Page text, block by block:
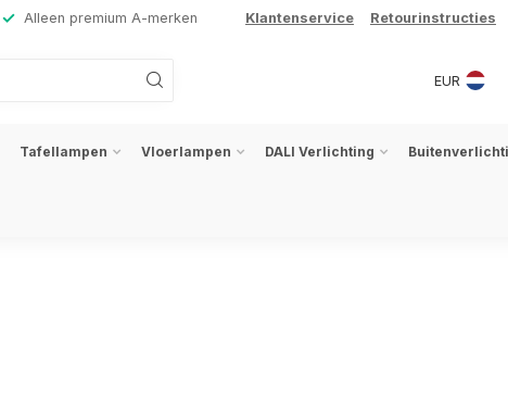
Alleen premium A-merken Klantenservice Retourinstructies
EUR
Tafellampen Vloerlampen DALI Verlichting